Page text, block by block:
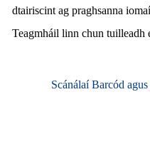
dtairiscint ag praghsanna
Teagmháil linn chun tuilleadh
Scánálaí Barcód